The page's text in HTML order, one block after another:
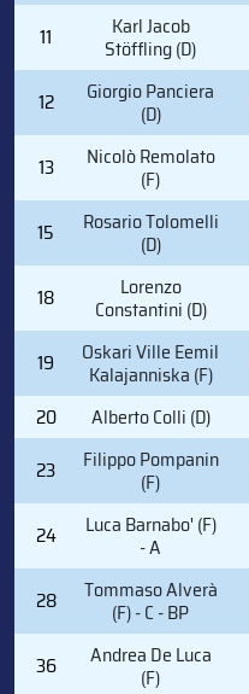
11 Karl Jacob
Stöffling (D)
12 Giorgio Panciera
(D)
13 Nicolò Remolato
(F)
15 Rosario Tolomelli
(D)
18 Lorenzo
Constantini (D)
19 Oskari Ville Eemil
Kalajanniska (F)
20
Alberto Colli (D)
23
Filippo Pompanin
(F)
24 Luca Barnabo' (F)
- A
28 Tommaso Alverà
(F) - C - BP
36 Andrea De Luca
(F)